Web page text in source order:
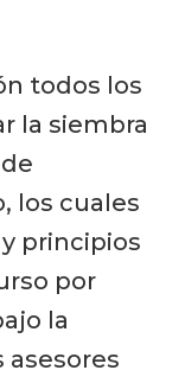
todos los
la siembra
los cuales
principios
por
la